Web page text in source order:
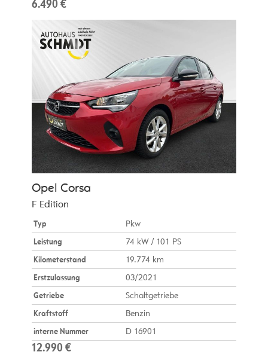
6.490 €
Opel Corsa
F Edition
Typ
Pkw
Leistung
74 kW / 101 PS
Kilometerstand
19.774 km
Erstzulassung
03/2021
Getriebe
Schaltgetriebe
Kraftstoff
Benzin
interne Nummer
D 16901
12.990 €